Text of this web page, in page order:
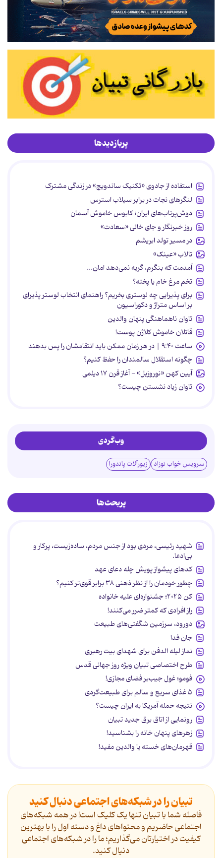
پربازدیدها
استفاده از جادوی «تکنیک ساندویچ» در زندگی مشترک
لنگرهای نجات در برابر سیلاب استرس
دوش‌پرتاب‌های ایران؛ کابوس خاموش آسمان
روز خبرنگار و جای خالی «سعادت»
در مسیر تولد ابریشم
تالاب «عینک»
آمدمت که بنگرم، گریه نمی‌دهد امان...
تخم مرغ خام یا پخته؟
برای پذیرایی چه لوستری بخریم؟ راهنمای انتخاب لوستر پذیرای
بر اساس متراژ و دکوراسیون
تاوان ناهماهنگی پنهان والدین
قاتلان خاموش کلاژن پوست!
ساعت ۹:۴۰ | در هر زمان ممکن باید انتقامشان را پس بدهند
چگونه استقلال سالمندان را حفظ کنیم؟
آیین کهن «نوروزبل» - آغاز قرن ۱۷ دیلمی
تاوان زیاد نشستن چیست؟
وب‌گردی
سرویس خواب نوزاد زیورآلات پاندورا
پربحث‌ها
شهید رئیسی، مردی بود از جنس مردم، ساده‌زیست، پرکار و
بی‌ادعا.
کدهای پیشواز پویش چله دعای عهد
چطور خودمان را از نظر ذهنی ۳۸ برابر قوی‌تر کنیم؟
کن ۲۰۲۵؛ جشنواره‌ای علیه خانواده
راز افرادی که کمتر ضرر می‌کنند!
دورود، سرزمین شگفتی‌های طبیعت
جان فدا
نماز لیله الدفن برای شهدای بیت رهبری
طرح اختصاصی تبیان ویژه روز جهانی قدس
فومو؛ غول جیب‌بر فضای مجازی!
۵ غذای سریع و سالم برای طبیعت‌گردی
نتیجه حمله آمریکا به ایران چیست؟
رونمایی از اتاق برق جدید تبیان
زهرهای پنهان خانه را بشناسید!
قهرمان‌های خسته یا والدین مفید!
تبیان را در شبکه‌های اجتماعی دنبال کنید
فاصله شما با تبیان تنها یک کلیک است! در همه شبکه‌های
اجتماعی حاضریم و محتواهای داغ و دسته اول را با بهترین
کیفیت در اختیارتان می‌گذاریم؛ ما را در شبکه‌های اجتماعی
دنیال کنید.